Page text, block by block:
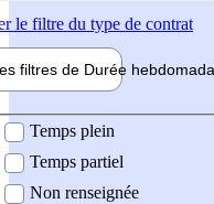
le filtre du type de contrat
filtres de Durée hebdo
Temps plein
Temps partiel
Non renseignée